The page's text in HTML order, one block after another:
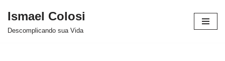
Avançar
Ismael Colosi
Descomplicando sua Vida